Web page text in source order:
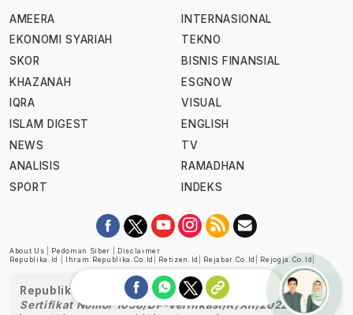
AMEERA
EKONOMI SYARIAH
SKOR
KHAZANAH
IQRA
ISLAM DIGEST
NEWS
ANALISIS
SPORT
INTERNASIONAL
TEKNO
BISNIS FINANSIAL
ESGNOW
VISUAL
ENGLISH
TV
RAMADHAN
INDEKS
About Us Pedoman Siber
Disclaimer
Republika.id
Ihram.republika.co.id Retizen.id Rejabar.co.id Rejogja.co.id
Republika telah diverifikasi oleh Dewan Pers
Sertifikat Nomor 1058/DP-Verifikasi/K/XII/2022